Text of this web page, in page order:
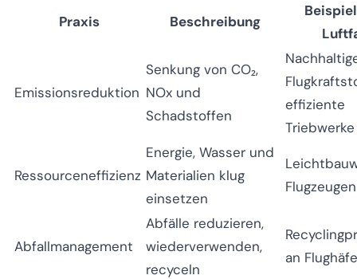
Praxis
Beschreibung
Emissionsreduktion
Senkung von CO₂,
NOx und
Schadstoffen
effiziente
Triebwerke
Ressourceneffizienz
Energie, Wasser und
Materialien klug
einsetzen
Flugzeugen
Abfallmanagement
Abfälle reduzieren,
wiederverwenden,
recyceln
an